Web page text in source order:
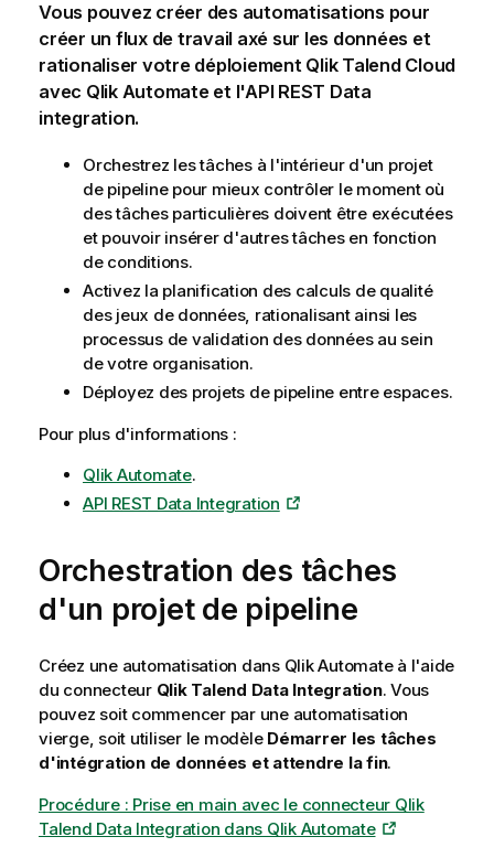
Vous pouvez créer des automatisations pour
créer un flux de travail axé sur les données et
rationaliser votre déploiement Qlik Talend Cloud
avec Qlik Automateet l'API REST Data
integration.
Orchestrez les tâches à l'intérieur d'un projet
de pipeline pour mieux contrôler le moment où
des tâches particulières doivent être exécutées
et pouvoir insérer d'autres tâches en fonction
de conditions.
Activez la planification des calculs de qualité
des jeux de données, rationalisant ainsi les
processus de validation des données au sein
de votre organisation.
Déployez des projets de pipeline entre espaces.
Pour plus d'informations :
Qlik Automate.
API REST Data Integration
Orchestration des tâches
d'un projet de pipeline
Créez une automatisation dans Qlik Automateà l'aide
du connecteur Qlik Talend Data Integration. Vous
pouvez soit commencer par une automatisation
vierge, soit utiliser le modèle Démarrer les tâches
d'intégration de données et attendre la fin.
Procédure : Prise en main avec le connecteur Qlik
Talend Data Integration dans Qlik Automate